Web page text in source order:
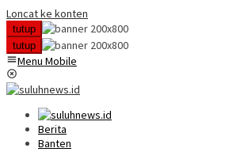
Loncat ke konten
tutup
tutup
Menu Mobile
Berita
Banten